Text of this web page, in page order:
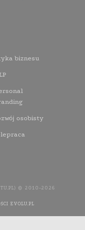
biznesu
osobisty
© 2010-2026
EVOLU.PL